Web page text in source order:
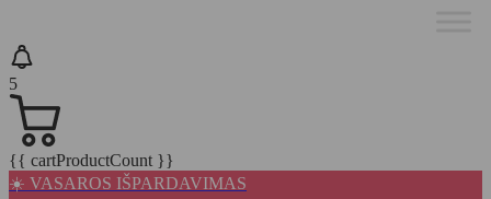
5
{{ cartProductCount }}
☀️ VASAROS IŠPARDAVIMAS